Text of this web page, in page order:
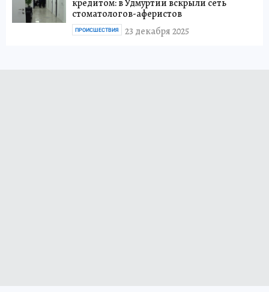
кредитом: в Удмуртии вскрыли сеть
стоматологов-аферистов
23 декабря 2025
ПРОИСШЕСТВИЯ